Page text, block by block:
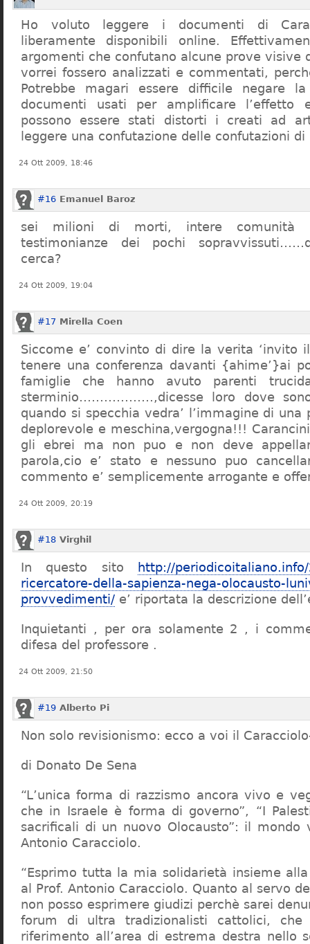
Ho voluto leggere i documenti di
liberamente disponibili online.
argomenti che confutano alcune prove visive
vorrei fossero analizzati e commentati,
Potrebbe magari essere difficile negare
documenti usati per amplificare l’effetto
possono essere stati distorti i creati ad
leggere una confutazione delle confutazioni di
24 Ott 2009, 18:46
#16 Emanuel Baroz
sei milioni di morti, intere comunità
testimonianze dei pochi
cerca?
24 Ott 2009, 19:04
#17 Mirella Coen
Siccome e’ convinto di dire la verita ‘invito
tenere una conferenza davanti {ahime’}ai
famiglie che hanno avuto parenti
sterminio………………,dicesse loro dove
quando si specchia vedra’ l’immagine di una
deplorevole e meschina,vergogna!!!
gli ebrei ma non puo e non deve
parola,cio e’ stato e nessuno puo
commento e’ semplicemente arrogante e
24 Ott 2009, 20:19
#18 Virghil
In questo sito
http://
ricercatore-della-sapienza-nega-olocausto-
provvedimenti/ e’ riportata la descrizione
Inquietanti , per ora solamente 2 , i
difesa del professore .
24 Ott 2009, 21:50
#19 Alberto Pi
Non solo revisionismo: ecco a voi il
di Donato De Sena
“L’unica forma di razzismo ancora vivo e
che in Israele è forma di governo”, “I
sacrificali di un nuovo Olocausto”: il mondo
Antonio Caracciolo.
“Esprimo tutta la mia solidarietà insieme
al Prof. Antonio Caracciolo. Quanto al servo
non posso esprimere giudizi perchè sarei
forum di ultra tradizionalisti cattolici,
riferimento all’area di estrema destra nello